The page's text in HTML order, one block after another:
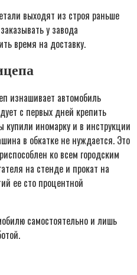
выходят из строя раньше
у завода
время на доставку.
изнашивает автомобиль
с первых дней крепить
иномарку и в инструкции
в обкатке не нуждается. Это
ко всем городским
на стенде и прокат на
ее сто процентной
самостоятельно и лишь